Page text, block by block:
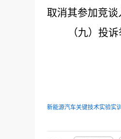
取消其参加竞谈
（九）投诉
新能源汽车关键技术实验实